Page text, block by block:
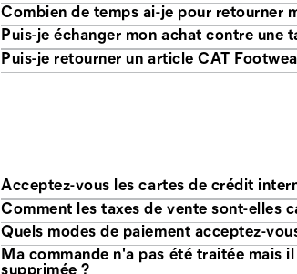
Acceptez-vous les cartes de crédit
Comment les taxes de vente sont-elles
Quels modes de paiement acceptez-
Ma commande n'a pas été traitée mais il y a une charge sur
supprimée ?